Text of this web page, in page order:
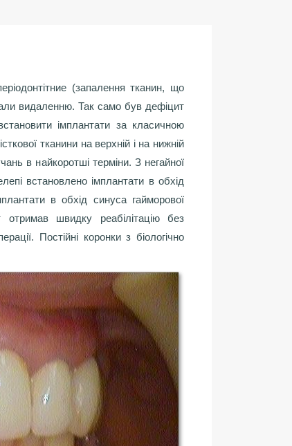
(запалення тканин, що
видаленню. Так само був дефіцит
імплантати за класичною
тканини на верхній і на нижній
в найкоротші терміни. З негайної
встановлено імплантати в обхід
в обхід синуса гайморової
швидку реабілітацію без
Постійні коронки з біологічно